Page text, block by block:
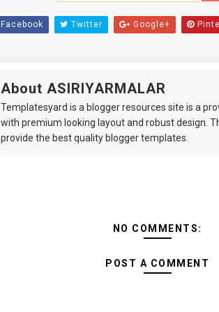
Facebook Twitter Google+
About ASIRIYARMALAR
Templatesyard is a blogger resources site is a
with premium looking layout and robust design.
provide the best quality blogger templates.
NO COMMENTS:
POST A COMMENT